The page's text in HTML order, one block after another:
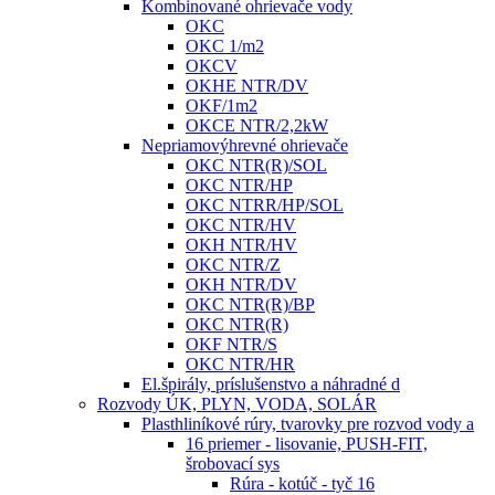
Kombinované ohrievače vody
OKC
OKC 1/m2
OKCV
OKHE NTR/DV
OKF/1m2
OKCE NTR/2,2kW
Nepriamovýhrevné ohrievače
OKC NTR(R)/SOL
OKC NTR/HP
OKC NTRR/HP/SOL
OKC NTR/HV
OKH NTR/HV
OKC NTR/Z
OKH NTR/DV
OKC NTR(R)/BP
OKC NTR(R)
OKF NTR/S
OKC NTR/HR
El.špirály, príslušenstvo a náhradné d
Rozvody ÚK, PLYN, VODA, SOLÁR
Plasthliníkové rúry, tvarovky pre rozvod vody a
16 priemer - lisovanie, PUSH-FIT,
šrobovací sys
Rúra - kotúč - tyč 16